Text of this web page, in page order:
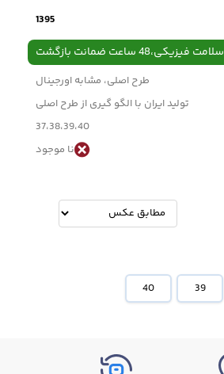
1395
سلامت فیزیکی،48 ساعت ضمانت بازگشت
طرح اصلی، مشابه اورجینال
تولید ایران با الگو گیری از طرح اصلی
37،38،39،40
نا موجود
39
40